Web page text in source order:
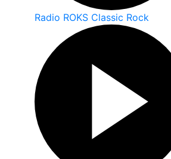
Radio ROKS Classic Rock